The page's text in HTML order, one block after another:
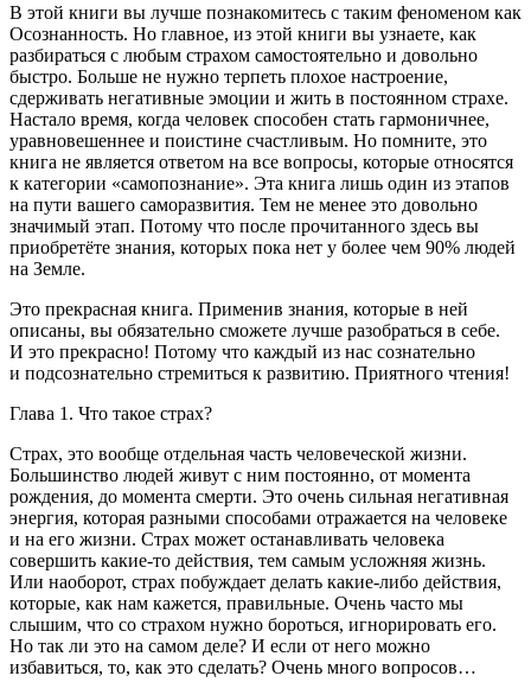
В этой книги вы лучше познакомитесь с таким феноменом как
Осознанность. Но главное, из этой книги вы узнаете, как
разбираться с любым страхом самостоятельно и довольно
быстро. Больше не нужно терпеть плохое настроение,
сдерживать негативные эмоции и жить в постоянном страхе.
Настало время, когда человек способен стать гармоничнее,
уравновешеннее и поистине счастливым. Но помните, это
книга не является ответом на все вопросы, которые относятся
к категории «самопознание». Эта книга лишь один из этапов
на пути вашего саморазвития. Тем не менее это довольно
значимый этап. Потому что после прочитанного здесь вы
приобретёте знания, которых пока нет у более чем 90% людей
на Земле.
Это прекрасная книга. Применив знания, которые в ней
описаны, вы обязательно сможете лучше разобраться в себе.
И это прекрасно! Потому что каждый из нас сознательно
и подсознательно стремиться к развитию. Приятного чтения!
Глава 1. Что такое страх?
Страх, это вообще отдельная часть человеческой жизни.
Большинство людей живут с ним постоянно, от момента
рождения, до момента смерти. Это очень сильная негативная
энергия, которая разными способами отражается на человеке
и на его жизни. Страх может останавливать человека
совершить какие-то действия, тем самым усложняя жизнь.
Или наоборот, страх побуждает делать какие-либо действия,
которые, как нам кажется, правильные. Очень часто мы
слышим, что со страхом нужно бороться, игнорировать его.
Но так ли это на самом деле? И если от него можно
избавиться, то, как это сделать? Очень много вопросов…